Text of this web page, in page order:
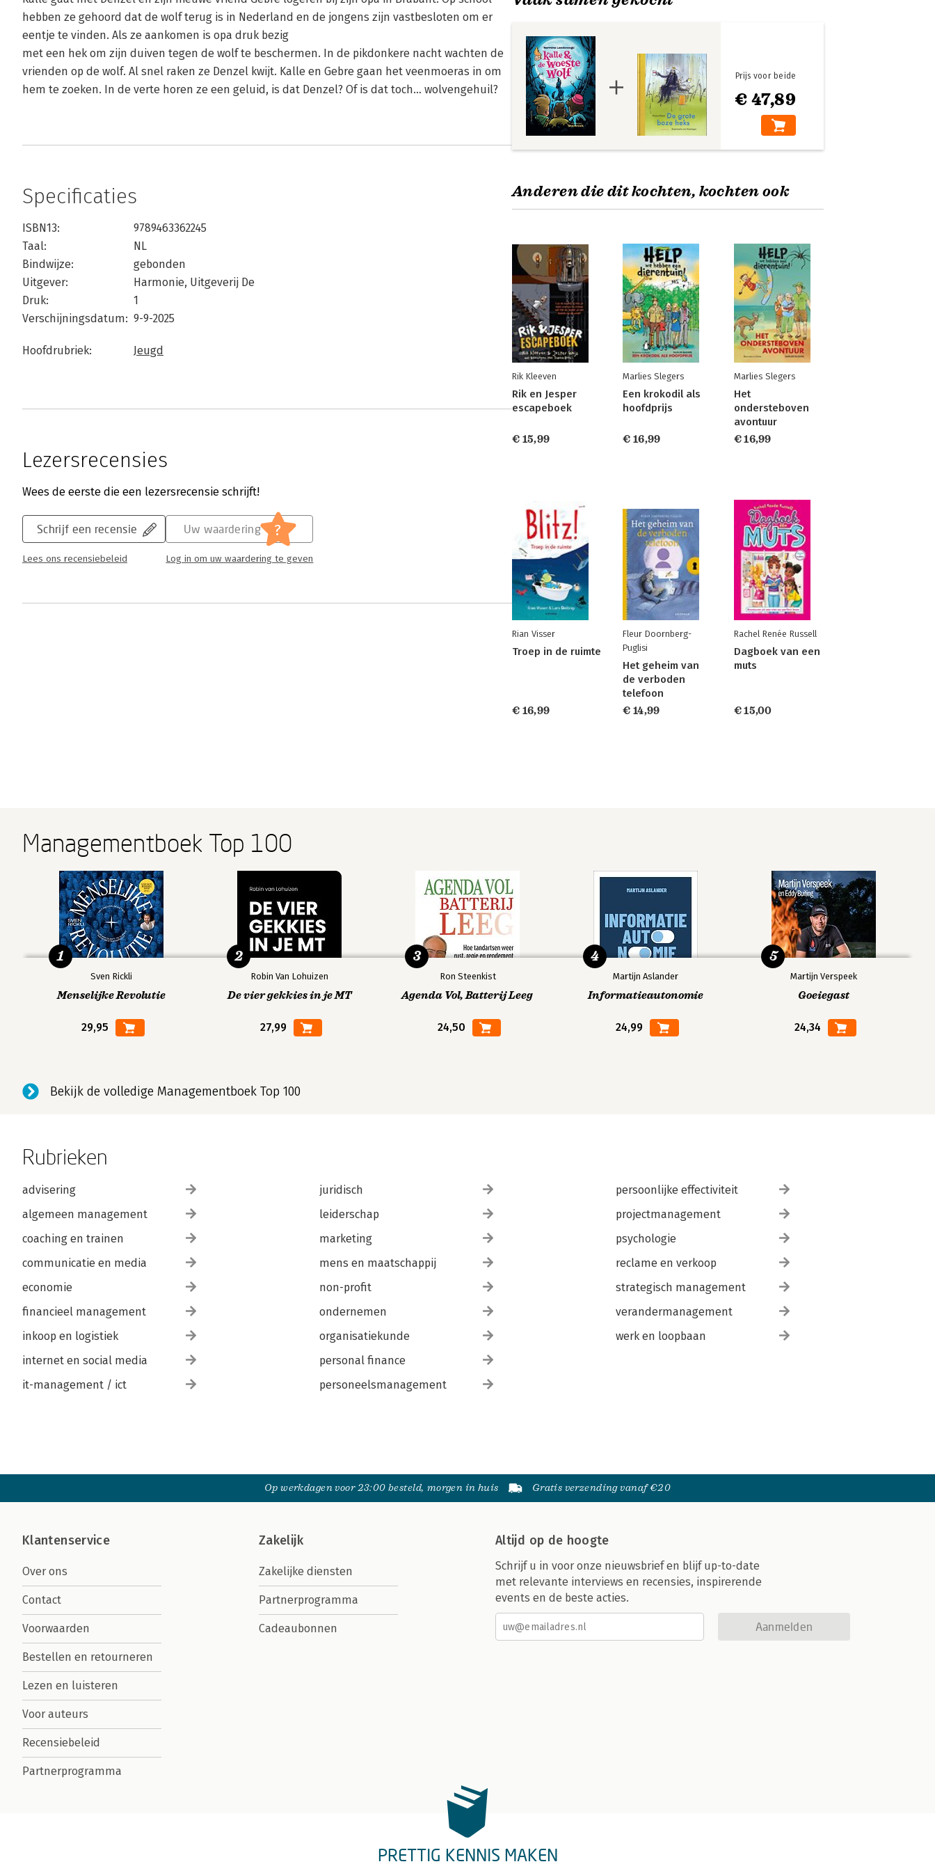
hebben ze gehoord dat de wolf terug is in Nederland en de jongens zijn vastbesloten om er
eentje te vinden. Als ze aankomen is opa druk bezig
met een hek om zijn duiven tegen de wolf te beschermen. In de pikdonkere nacht wachten de
vrienden op de wolf. Al snel raken ze Denzel kwijt. Kalle en Gebre gaan het veenmoeras in om
hem te zoeken. In de verte horen ze een geluid, is dat Denzel? Of is dat toch… wolvengehuil?
Specificaties
ISBN13:
9789463362245
Taal:
NL
Bindwijze:
gebonden
Uitgever:
Harmonie, Uitgeverij De
Druk:
1
Verschijningsdatum: 9-9-2025
Hoofdrubriek: Jeugd
Lezersrecensies
Wees de eerste die een lezersrecensie schrijft!
Schrijf een recensie
Lees ons recensiebeleid
Uw waardering ?
Log in om uw waardering te geven
€ 47,89
Prijs voor beide
Anderen die dit kochten, kochten ook
Rik Kleeven
Rik en Jesper
escapeboek
€ 15,99
Marlies Slegers
Een krokodil als
hoofdprijs
€ 16,99
Marlies Slegers
Het
ondersteboven
avontuur
€ 16,99
Rian Visser
Troep in de ruimte
€ 16,99
Fleur Doornberg-
Puglisi
Het geheim van
de verboden
telefoon
€ 14,99
Rachel Renée Russell
Dagboek van een
muts
€ 15,00
Managementboek Top 100
Sven Rickli
Menselijke Revolutie
29,95
1
Robin Van Lohuizen
De vier gekkies in je MT
27,99
2
Ron Steenkist
Agenda Vol, Batterij Leeg
24,50
3
Martijn Aslander
Informatieautonomie
24,99
4
Martijn Verspeek
Goeiegast
24,34
5
Bekijk de volledige Managementboek Top 100
Rubrieken
advisering
algemeen management
coaching en trainen
communicatie en media
economie
financieel management
inkoop en logistiek
internet en social media
it-management / ict
juridisch
leiderschap
marketing
mens en maatschappij
non-profit
ondernemen
organisatiekunde
personal finance
personeelsmanagement
persoonlijke effectiviteit
projectmanagement
psychologie
reclame en verkoop
strategisch management
verandermanagement
werk en loopbaan
Op werkdagen voor 23:00 besteld, morgen in huis Gratis verzending vanaf €20
Klantenservice
Over ons
Contact
Voorwaarden
Bestellen en retourneren
Lezen en luisteren
Voor auteurs
Recensiebeleid
Partnerprogramma
Zakelijk
Zakelijke diensten
Partnerprogramma
Cadeaubonnen
Altijd op de hoogte
Schrijf u in voor onze nieuwsbrief en blijf up-to-date
met relevante interviews en recensies, inspirerende
events en de beste acties.
Aanmelden
PRETTIG KENNIS MAKEN